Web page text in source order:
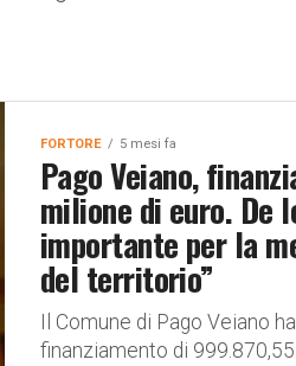
FORTORE 5 mesi fa
Pago Veiano,
milione di euro. De
importante per la
del territorio”
Il Comune di Pago Veiano
finanziamento di